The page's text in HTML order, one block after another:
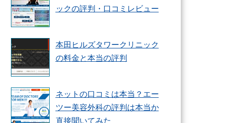
ックの評判・口コミレビュー
本田ヒルズタワークリニック
の料金と本当の評判
ネットの口コミは本当？エー
ツー美容外科の評判は本当か
直接聞いてみた